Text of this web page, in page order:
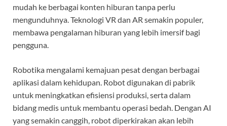
mudah ke berbagai konten hiburan tanpa perlu
mengunduhnya. Teknologi VR dan AR semakin populer,
membawa pengalaman hiburan yang lebih imersif bagi
pengguna.
Robotika mengalami kemajuan pesat dengan berbagai
aplikasi dalam kehidupan. Robot digunakan di pabrik
untuk meningkatkan efisiensi produksi, serta dalam
bidang medis untuk membantu operasi bedah. Dengan AI
yang semakin canggih, robot diperkirakan akan lebih